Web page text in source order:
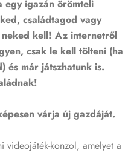
egy igazán örömteli
családtagod vagy
kell! Az internetről
csak le kell tölteni (ha
és már játszhatunk is.
várja új gazdáját.
videojáték-konzol, amelyet a